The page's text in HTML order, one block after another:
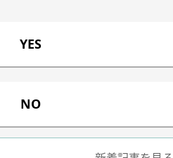
YES
NO